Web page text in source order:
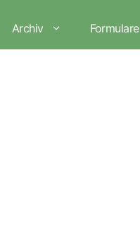
Archiv Formulare